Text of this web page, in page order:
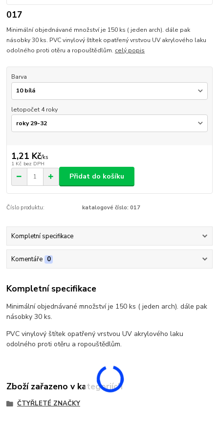
017
Minimální objednávané množství je 150 ks ( jeden arch). dále pak
násobky 30 ks. PVC vinylový štítek opatřený vrstvou UV akrylového laku
odolného proti otěru a ropouštědlům. celý popis
Barva
letopočet 4 roky
1,21 Kč/ks
1 Kč bez DPH
Přidat do košíku
Číslo produktu: katalogové číslo: 017
Kompletní specifikace
Komentáře 0
Kompletní specifikace
Minimální objednávané množství je 150 ks ( jeden arch). dále pak
násobky 30 ks.
PVC vinylový štítek opatřený vrstvou UV akrylového laku
odolného proti otěru a ropouštědlům.
Zboží zařazeno v kategoriích
ČTYŘLETÉ ZNAČKY